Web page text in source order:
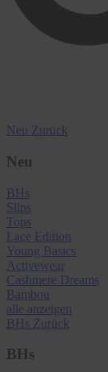
Neu Zurück
Neu
BHs
Slips
Tops
Lace Edition
Young Basics
Activewear
Cashmere Dreams
Bambou
alle anzeigen
BHs Zurück
BHs